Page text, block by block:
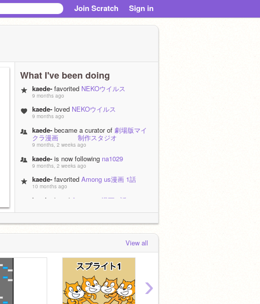
Join Scratch Sign in
What I've been doing
kaede- favorited NEKOウイルス
9 months ago
kaede- loved NEKOウイルス
9 months ago
kaede- became a curator of 劇場版マイ
クラ漫画 制作スタジオ
9 months, 2 weeks ago
kaede- is now following na1029
9 months, 2 weeks ago
kaede- favorited Among us漫画 1話
10 months ago
kaede- loved Among us漫画 1話
View all
›